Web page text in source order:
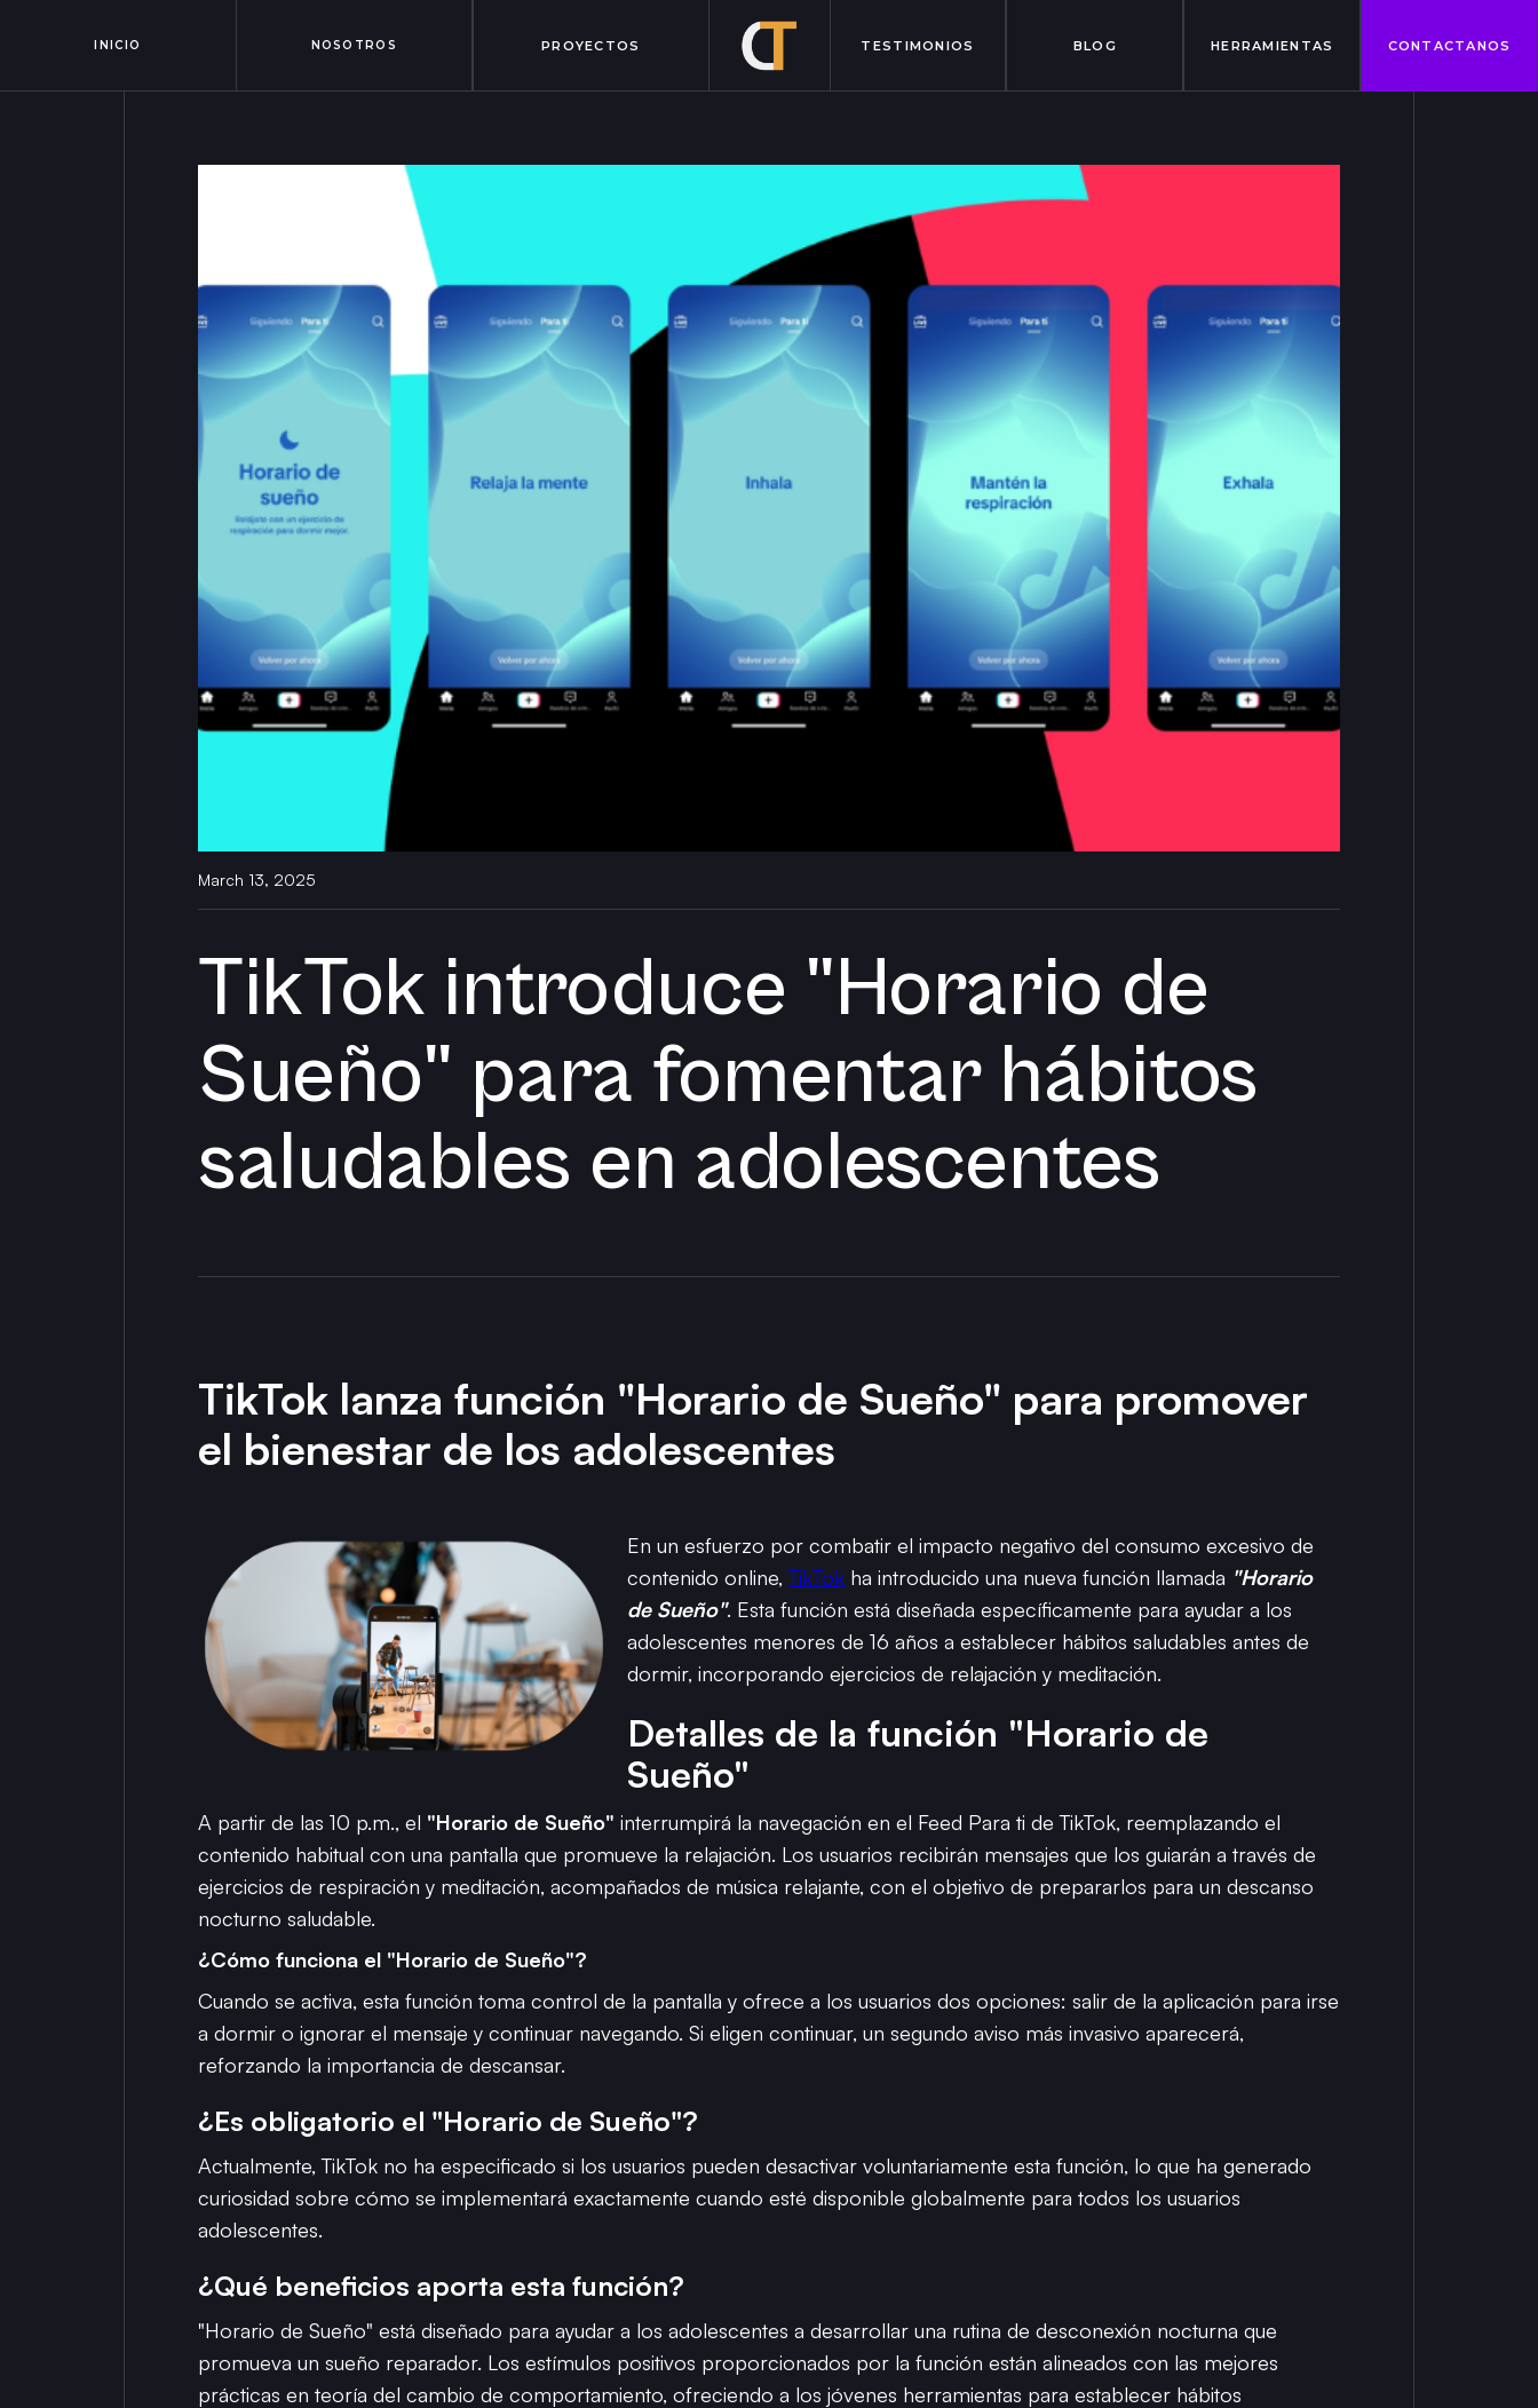
INICIO NOSOTROS PROYECTOS TESTIMONIOS BLOG HERRAMIENTAS CONTACTANOS
March 13, 2025
TikTok introduce "Horario de
Sueño" para fomentar hábitos
saludables en adolescentes
TikTok lanza función "Horario de Sueño" para promover
el bienestar de los adolescentes
En un esfuerzo por combatir el impacto negativo del consumo excesivo de
contenido online,TikTok ha introducido una nueva función llamada "Horario
de Sueño". Esta función está diseñada específicamente para ayudar a los
adolescentes menores de 16 años a establecer hábitos saludables antes de
dormir, incorporando ejercicios de relajación y meditación.
Detalles de la función "Horario de
Sueño"
A partir de las 10 p.m., el "Horario de Sueño" interrumpirá la navegación en el Feed Para ti de TikTok, reemplazando el
contenido habitual con una pantalla que promueve la relajación. Los usuarios recibirán mensajes que los guiarán a través de
ejercicios de respiración y meditación, acompañados de música relajante, con el objetivo de prepararlos para un descanso
nocturno saludable.
¿Cómo funciona el "Horario de Sueño"?
Cuando se activa, esta función toma control de la pantalla y ofrece a los usuarios dos opciones: salir de la aplicación para irse
a dormir o ignorar el mensaje y continuar navegando. Si eligen continuar, un segundo aviso más invasivo aparecerá,
reforzando la importancia de descansar.
¿Es obligatorio el "Horario de Sueño"?
Actualmente, TikTok no ha especificado si los usuarios pueden desactivar voluntariamente esta función, lo que ha generado
curiosidad sobre cómo se implementará exactamente cuando esté disponible globalmente para todos los usuarios
adolescentes.
¿Qué beneficios aporta esta función?
"Horario de Sueño" está diseñado para ayudar a los adolescentes a desarrollar una rutina de desconexión nocturna que
promueva un sueño reparador. Los estímulos positivos proporcionados por la función están alineados con las mejores
prácticas en teoría del cambio de comportamiento, ofreciendo a los jóvenes herramientas para establecer hábitos